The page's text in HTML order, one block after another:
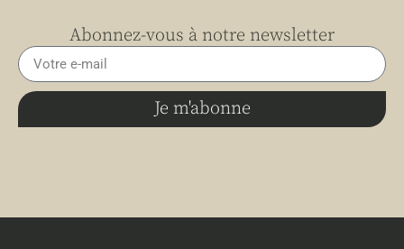
Abonnez-vous à notre newsletter
Je m'abonne